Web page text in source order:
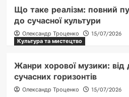
Що таке реалізм: повний
до сучасної культури
Олександр Троценко
15/07/2026
Культура та мистецтво
Жанри хорової музики: від
сучасних горизонтів
Олександр Троценко 15/07/2026